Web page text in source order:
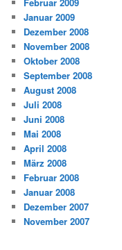
Januar 2009
Dezember 2008
November 2008
Oktober 2008
September 2008
August 2008
Juli 2008
Juni 2008
Mai 2008
April 2008
März 2008
Februar 2008
Januar 2008
Dezember 2007
November 2007